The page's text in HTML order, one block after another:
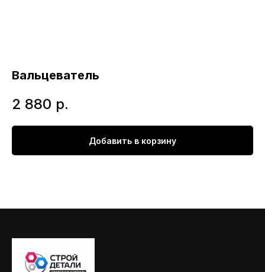
Вальцеватель
2 880 р.
Добавить в корзину